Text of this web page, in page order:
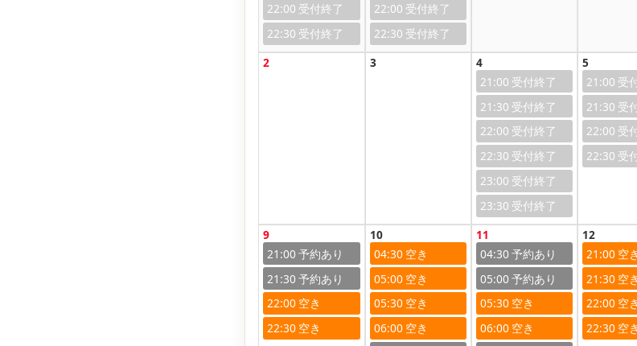
22:00
22:30
22:00
22:30
2 3
4
21:00
21:30
22:00
22:30
23:00
23:30
5
21:00
21:30
22:00
22:30
9
21:00
21:30
22:00
22:30
10
04:30
05:00
05:30
06:00
11
04:30
05:00
05:30
06:00
12
21:00
21:30
22:00
22:30